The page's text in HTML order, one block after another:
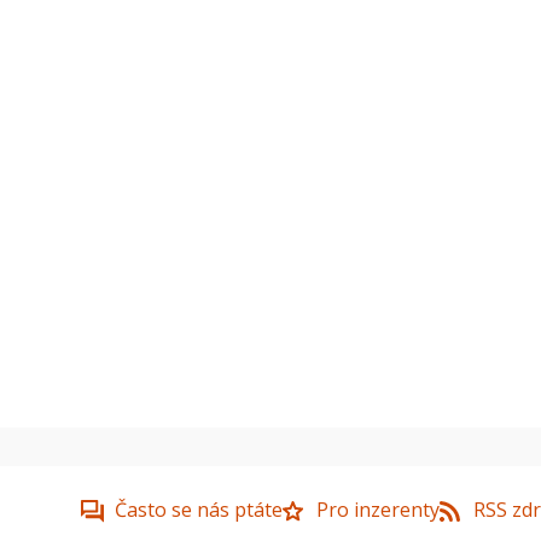
Často se nás ptáte Pro inzerenty RSS